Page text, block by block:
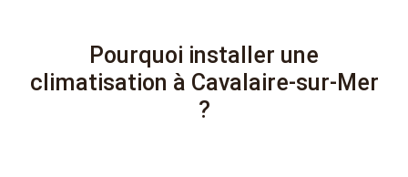
Pourquoi installer une
climatisation à Cavalaire-sur-Mer
?